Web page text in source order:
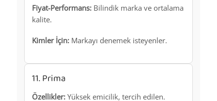
Fiyat-Performans: Bilindik marka ve ortalama
kalite.
Kimler İçin: Markayı denemek isteyenler.
11. Prima
Özellikler: Yüksek emicilik, tercih edilen.